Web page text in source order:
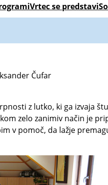
Vrtec se predstavi
Čufar
z lutko, ki ga izvaja
zelo zanimiv način je
v pomoč, da lažje